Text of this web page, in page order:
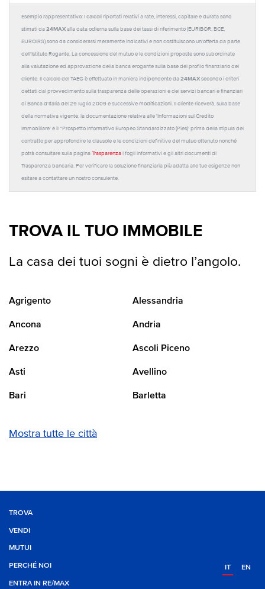
Esempio rappresentativo: I calcoli riportati relativi a rate, interessi, capitale e durata sono
stimati da 24MAX alla data odierna sulla base dei tassi di riferimento (EURIBOR, BCE,
EUROIRS) sono da considerarsi meramente indicativi e non costituiscono un'offerta da parte
dell'Istituto Rogante. La concessione del mutuo e le condizioni proposte sono subordinate
alla valutazione ed approvazione della banca erogante sulla base del profilo finanziario del
cliente. Il calcolo del TAEG è effettuato in maniera indipendente da 24MAX secondo i criteri
dettati dal provvedimento sulla trasparenza delle operazioni e dei servizi bancari e finanziari
di Banca d'Italia del 29 luglio 2009 e successive modificazioni. Il cliente riceverà, sulla base
della normativa vigente, la documentazione relativa alle 'Informazioni sul Credito
Immobiliare' e il “Prospetto Informativo Europeo Standardizzato (Pies)' prima della stipula del
contratto per approfondire le clausole e le condizioni definitive del mutuo ottenuto nonché
potrà consultare sulla pagina Trasparenza i fogli informativi e gli altri documenti di
Trasparenza bancaria. Per verificare la soluzione finanziaria più adatta alle tue esigenze non
esitare a contattare un nostro consulente.
TROVA IL TUO IMMOBILE
La casa dei tuoi sogni è dietro l’angolo.
Agrigento Alessandria
Ancona Andria
Arezzo Ascoli Piceno
Asti Avellino
Bari Barletta
Mostra tutte le città
TROVA
VENDI
MUTUI
PERCHÉ NOI
ENTRA IN RE/MAX
IT EN